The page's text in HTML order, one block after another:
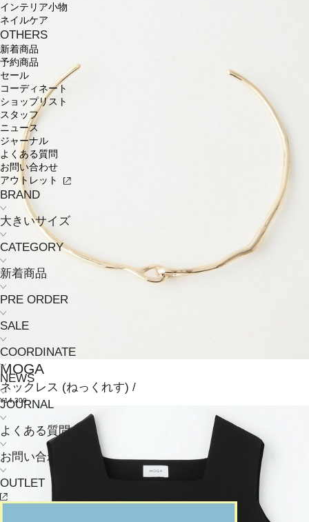
インテリア小物
ネイルケア
OTHERS
新着商品
予約商品
セール
コーディネート
ショップリスト
スタッフ
ニュース
ジャーナル
よくある質問
お問い合わせ
アウトレット
BRAND
大きいサイズ
CATEGORY
新着商品
PRE ORDER
SALE
COORDINATE
NEWS
JOURNAL
よくある質問
お問い合わせ
OUTLET
MOGA
ネックレス (ねっくれす) /
¥14,300